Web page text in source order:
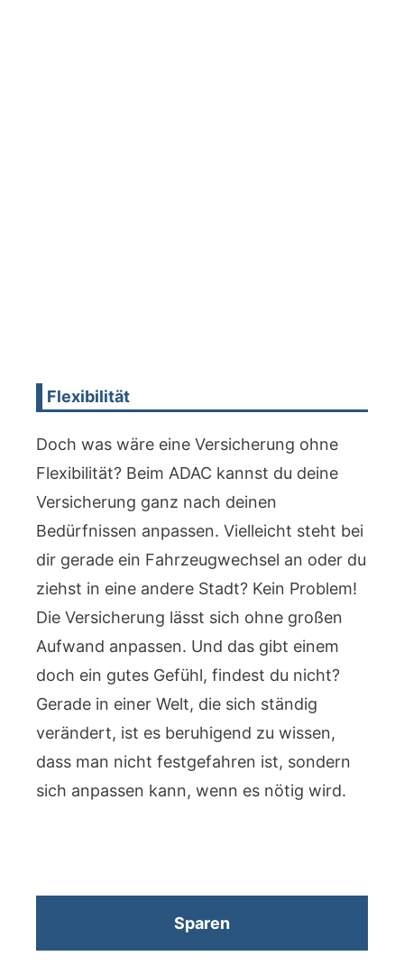
Flexibilität
Doch was wäre eine Versicherung ohne
Flexibilität? Beim ADAC kannst du deine
Versicherung ganz nach deinen
Bedürfnissen anpassen. Vielleicht steht bei
dir gerade ein Fahrzeugwechsel an oder du
ziehst in eine andere Stadt? Kein Problem!
Die Versicherung lässt sich ohne großen
Aufwand anpassen. Und das gibt einem
doch ein gutes Gefühl, findest du nicht?
Gerade in einer Welt, die sich ständig
verändert, ist es beruhigend zu wissen,
dass man nicht festgefahren ist, sondern
sich anpassen kann, wenn es nötig wird.
Sparen